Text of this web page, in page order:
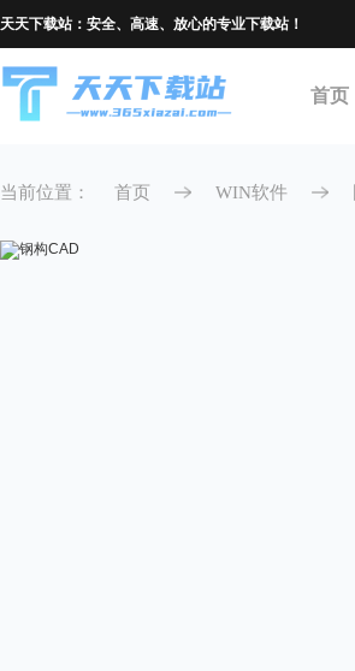
天天下载站：安全、高速、放心的专业下载站！
首页
当前位置： 首页 WIN软件